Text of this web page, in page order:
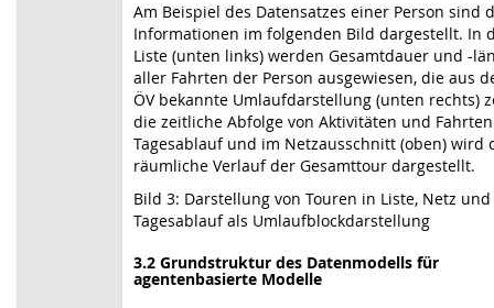
Am Beispiel des Datensatzes einer Person sind
Informationen im folgenden Bild dargestellt. In
Liste (unten links) werden Gesamtdauer und -
aller Fahrten der Person ausgewiesen, die aus
ÖV bekannte Umlaufdarstellung (unten rechts)
die zeitliche Abfolge von Aktivitäten und
Tagesablauf und im Netzausschnitt (oben) wird
räumliche Verlauf der Gesamttour dargestellt.
Bild 3: Darstellung von Touren in Liste, Netz und
Tagesablauf als Umlaufblockdarstellung
3.2 Grundstruktur des Datenmodells für
agentenbasierte Modelle